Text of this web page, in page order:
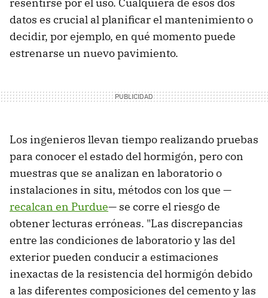
datos es crucial al planificar el mantenimiento o
decidir, por ejemplo, en qué momento puede
estrenarse un nuevo pavimiento.
Los ingenieros llevan tiempo realizando pruebas
para conocer el estado del hormigón, pero con
muestras que se analizan en laboratorio o
instalaciones in situ, métodos con los que —
recalcan en Purdue— se corre el riesgo de
obtener lecturas erróneas. "Las discrepancias
entre las condiciones de laboratorio y las del
exterior pueden conducir a estimaciones
inexactas de la resistencia del hormigón debido
a las diferentes composiciones del cemento y las